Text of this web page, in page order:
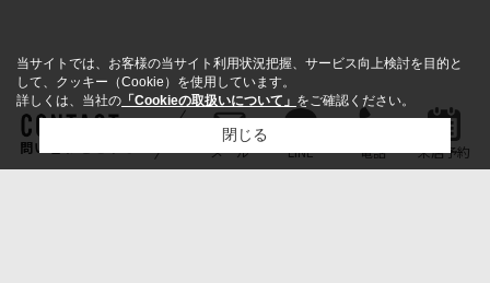
問い合わせをする メール LINE 電話 来店予約
当サイトでは、お客様の当サイト利用状況把握、サービス向上検討を目的と
して、クッキー（Cookie）を使用しています。
詳しくは、当社の 「Cookieの取扱いについて」 をご確認ください。
閉じる